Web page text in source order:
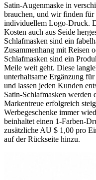
Satin-Augenmaske in
brauchen, und wir finden für
individuellem Logo-Druck.
Kosten auch aus Seide
Schlafmasken sind ein
Zusammenhang mit Reisen
Schlafmasken sind ein
Meile weit geht. Diese
unterhaltsame Ergänzung
und lassen jeden Kunden
Satin-Schlafmasken werden
Markentreue erfolgreich
Werbegeschenke immer
beinhaltet einen 1-Farben-
zusätzliche AU $ 1,00 pro
auf der Rückseite hinzu.